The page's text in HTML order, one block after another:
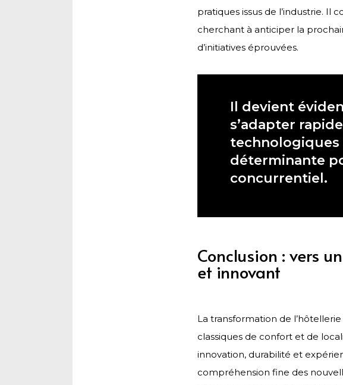
pratiques issus de l’industrie.
cherchant à anticiper la
d’initiatives éprouvées.
Il devient
s’adapter
technologiques
déterminante
concurrentiel.
Conclusion : vers
et innovant
La transformation de
classiques de confort et de
innovation, durabilité et
compréhension fine des